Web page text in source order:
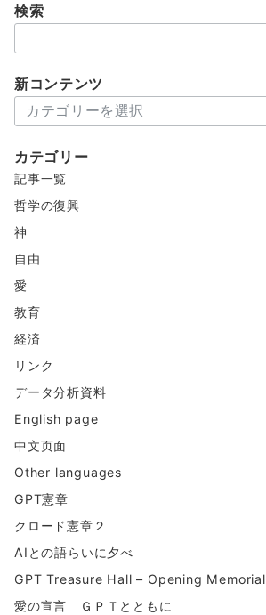
検索
索：
新コンテンツ
コ
テ
ン
ツ
カテゴリー
記事一覧
哲学の復興
神
自由
愛
教育
経済
リンク
データ分析資料
English page
中文页面
Other languages
GPT憲章
クロード憲章２
AIとの語らいに夕べ
GPT Treasure Hall – Opening Memorial
愛の宣言 ＧＰＴとともに